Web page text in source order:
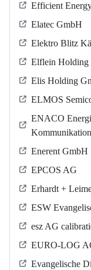
Efficient
Elatec GmbH
Elektro Blitz
Elflein Holding
Elis Holding
ELMOS
ENACO
Enerent GmbH
EPCOS AG
Erhardt +
ESW
esz AG
EURO-LOG
Evangelische